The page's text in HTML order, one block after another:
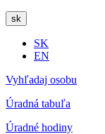
sk
SK
EN
Vyhľadaj osobu
Úradná tabuľa
Úradné hodiny